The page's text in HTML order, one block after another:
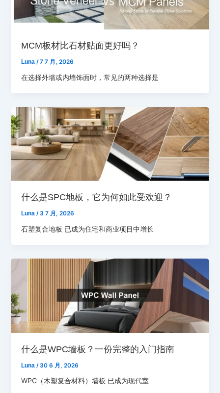
MCM板材比石材贴面更好吗？
Luna /7 7 月, 2026
在选择外墙或内墙饰面时，常见的两种选择是
什么是SPC地板，它为何如此受欢迎？
Luna /3 7 月, 2026
石塑复合地板 已成为住宅和商业项目中增长
什么是WPC墙板？一份完整的入门指南
Luna /30 6 月, 2026
WPC（木塑复合材料）墙板 已成为现代室